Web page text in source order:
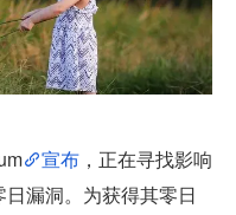
宣布 ，正在寻找影响
漏洞。为获得其零日